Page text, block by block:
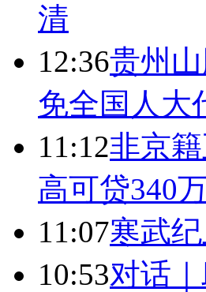
清
12:36贵州
免全国人大
11:12非京
高可贷340
11:07寒武
10:53对话